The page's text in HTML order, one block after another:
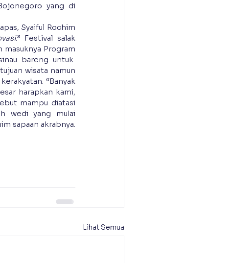
yang di
Syaiful Rochim
.” Festival salak
masuknya Program
bareng untuk
wisata namun
“Banyak
harapkan kami,
mampu diatasi
wedi yang mulai
sapaan akrabnya.
Lihat Semua